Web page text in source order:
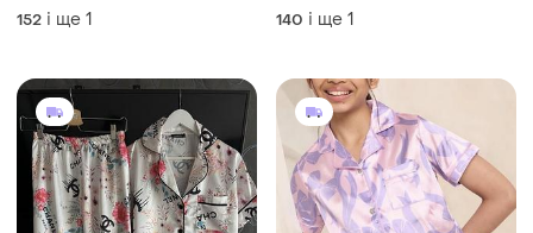
152 і ще 1 140 і ще 1